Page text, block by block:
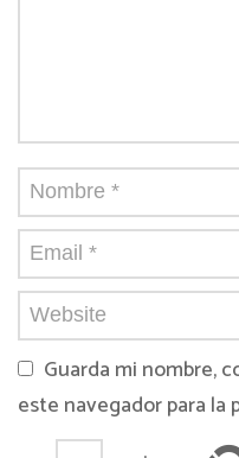
Guarda mi nombre,
este navegador para la